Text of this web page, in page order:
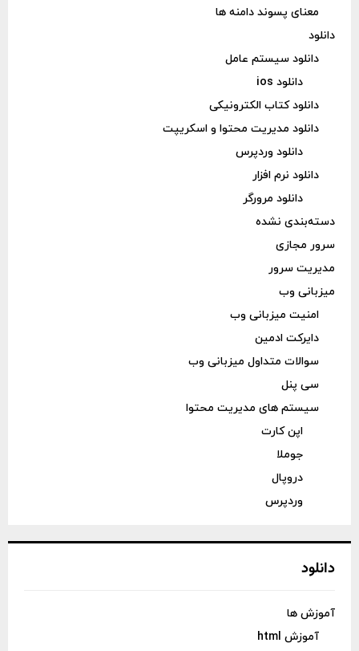
معنای پسوند دامنه ها
دانلود
دانلود سیستم عامل
دانلود ios
دانلود کتاب الکترونیکی
دانلود مدیریت محتوا و اسکریپت
دانلود وردپرس
دانلود نرم افزار
دانلود مرورگر
دسته‌بندی نشده
سرور مجازی
مدیریت سرور
میزبانی وب
امنیت میزبانی وب
دایرکت ادمین
سوالات متداول میزبانی وب
سی پنل
سیستم های مدیریت محتوا
اپن کارت
جوملا
دروپال
وردپرس
دانلود
آموزش ها
آموزش html